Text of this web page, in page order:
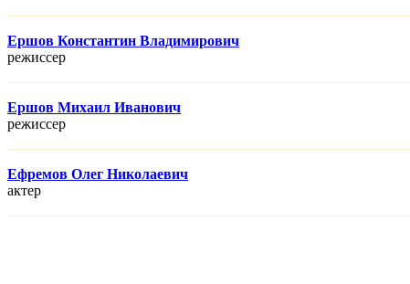
Ершов Константин Владимирович
режисcер
Ершов Михаил Иванович
режисcер
Ефремов Олег Николаевич
актер